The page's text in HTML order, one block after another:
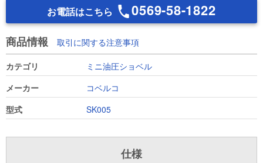
お電話はこちら 0569-58-1822
商品情報 取引に関する注意事項
カテゴリ
ミニ油圧ショベル
メーカー
コベルコ
型式
SK005
仕様